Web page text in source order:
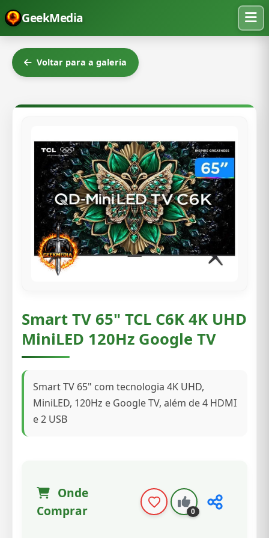
GeekMedia
Voltar para a galeria
Smart TV 65" TCL C6K 4K UHD
MiniLED 120Hz Google TV
Smart TV 65" com tecnologia 4K UHD,
MiniLED, 120Hz e Google TV, além de 4 HDMI
e 2 USB
Onde
Comprar
0